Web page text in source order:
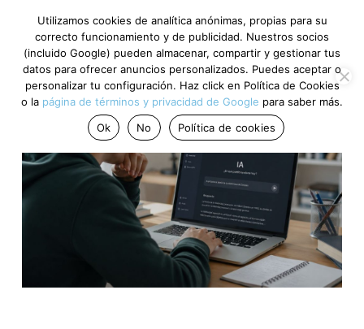
Utilizamos cookies de analítica anónimas, propias para su
correcto funcionamiento y de publicidad. Nuestros socios
(incluido Google) pueden almacenar, compartir y gestionar tus
datos para ofrecer anuncios personalizados. Puedes aceptar o
personalizar tu configuración. Haz click en Política de Cookies
o la página de términos y privacidad de Google para saber más.
Ok
No Política de cookies